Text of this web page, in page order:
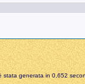
stata generata in 0,652